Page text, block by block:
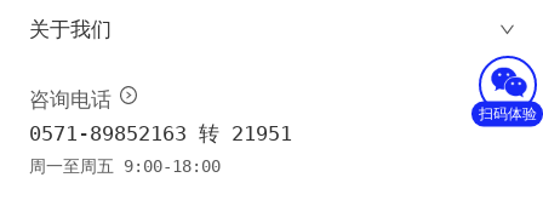
关于我们
咨询电话
0571-89852163 转 21951
周一至周五 9:00-18:00
扫码体验